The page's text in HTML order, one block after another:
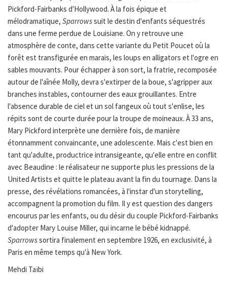
Pickford-Fairbanks d'Hollywood. À la fois épique et
mélodramatique, Sparrowssuit le destin d'enfants séquestrés
dans une ferme perdue de Louisiane. On y retrouve une
atmosphère de conte, dans cette variante du Petit Poucet où la
forêt est transfigurée en marais, les loups en alligators et l'ogre en
sables mouvants. Pour échapper à son sort, la fratrie, recomposée
autour de l'aînée Molly, devra s'extirper de la boue, s'agripper aux
branches instables, contourner des eaux grouillantes. Entre
l'absence durable de ciel et un sol fangeux où tout s'enlise, les
répits sont de courte durée pour la troupe de moineaux. À 33 ans,
Mary Pickford interprète une dernière fois, de manière
étonnamment convaincante, une adolescente. Mais c'est bien en
tant qu'adulte, productrice intransigeante, qu'elle entre en conflit
avec Beaudine : le réalisateur ne supporte plus les pressions de la
United Artists et quitte le plateau avant la fin du tournage. Dans la
presse, des révélations romancées, à l'instar d'un storytelling,
accompagnent la promotion du film. Il y est question des dangers
encourus par les enfants, ou du désir du couple Pickford-Fairbanks
d'adopter Mary Louise Miller, qui incarne le bébé kidnappé.
Sparrowssortira finalement en septembre 1926, en exclusivité, à
Paris en même temps qu'à New York.
Mehdi Taïbi